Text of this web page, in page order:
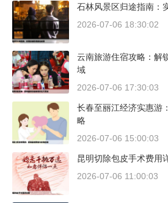
石林风景区归途指南：
2026-07-06 18:30:02
云南旅游住宿攻略：解
域
2026-07-06 17:30:03
长春至丽江经济实惠游
略
2026-07-06 15:00:03
昆明切除包皮手术费用
2026-07-06 11:00:03